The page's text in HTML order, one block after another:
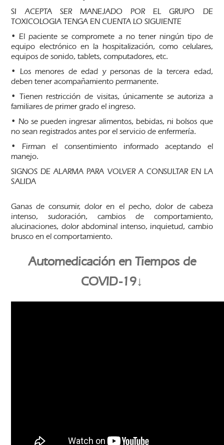
SI ACEPTA SER MANEJADO POR EL GRUPO DE
TOXICOLOGIA TENGA EN CUENTA LO SIGUIENTE
• El paciente se compromete a no tener ningún tipo de
equipo electrónico en la hospitalización, como celulares,
equipos de sonido, tablets, computadores, etc.
• Los menores de edad y personas de la tercera edad,
deben tener acompañamiento permanente.
• Tienen restricción de visitas, únicamente se autoriza a
familiares de primer grado el ingreso.
• No se pueden ingresar alimentos, bebidas, ni bolsos que
no sean registrados antes por el servicio de enfermería.
• Firman el consentimiento informado aceptando el
manejo.
SIGNOS DE ALARMA PARA VOLVER A CONSULTAR EN LA
SALIDA
Ganas de consumir, dolor en el pecho, dolor de cabeza
intenso, sudoración, cambios de comportamiento,
alucinaciones, dolor abdominal intenso, inquietud, cambio
brusco en el comportamiento.
Automedicación en Tiempos de
COVID-19↓